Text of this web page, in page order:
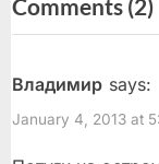
e
v
o
u
s
Comments (2)
Владимир says:
January 4, 2013 at